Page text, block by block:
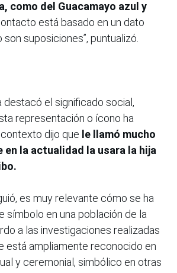
como del Guacamayo azul y
está basado en un dato
suposiciones”, puntualizó.
destacó el significado social,
representación o ícono ha
dijo que le llamó mucho
en la actualidad la usara la hija
es muy relevante cómo se ha
símbolo en una población de la
a las investigaciones realizadas
está ampliamente reconocido en
y ceremonial, simbólico en otras